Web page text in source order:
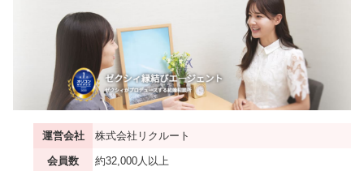
運営会社 株式会社リクルート
会員数 約32,000人以上